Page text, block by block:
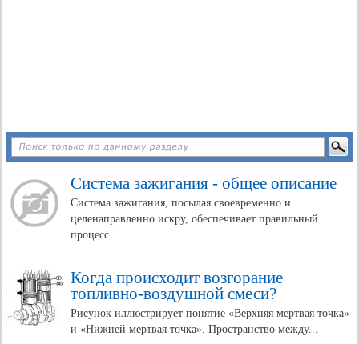
Система зажигания - общее описание
Система зажигания, посылая своевременно и
целенаправленно искру, обеспечивает правильный
процесс...
Когда происходит возгорание
топливно-воздушной смеси?
Рисунок иллюстрирует понятие «Верхняя мертвая точка»
и «Нижней мертвая точка». Пространство между...